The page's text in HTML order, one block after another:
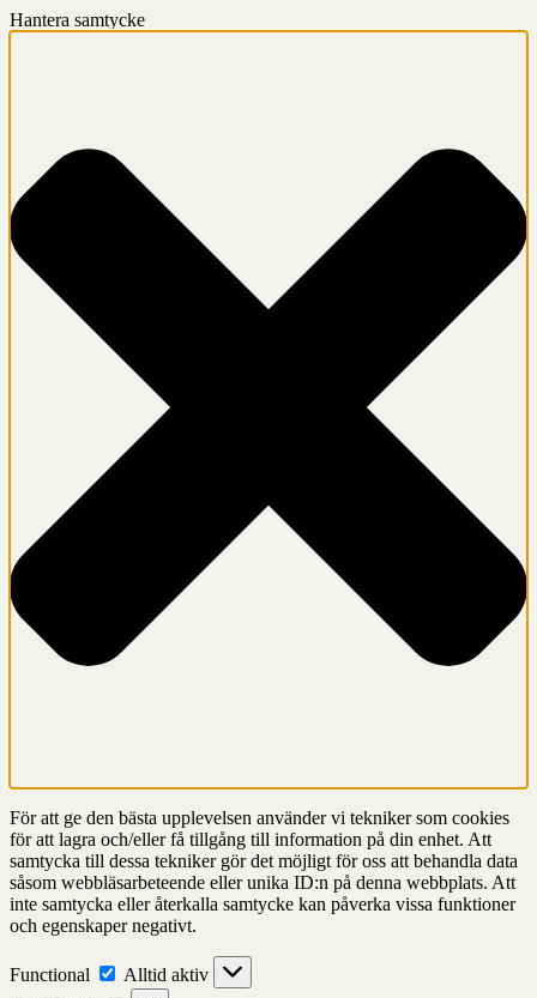
Hantera samtycke
För att ge den bästa upplevelsen använder vi tekniker som cookies
för att lagra och/eller få tillgång till information på din enhet. Att
samtycka till dessa tekniker gör det möjligt för oss att behandla data
såsom webbläsarbeteende eller unika ID:n på denna webbplats. Att
inte samtycka eller återkalla samtycke kan påverka vissa funktioner
och egenskaper negativt.
Functional Functional
Alltid aktiv